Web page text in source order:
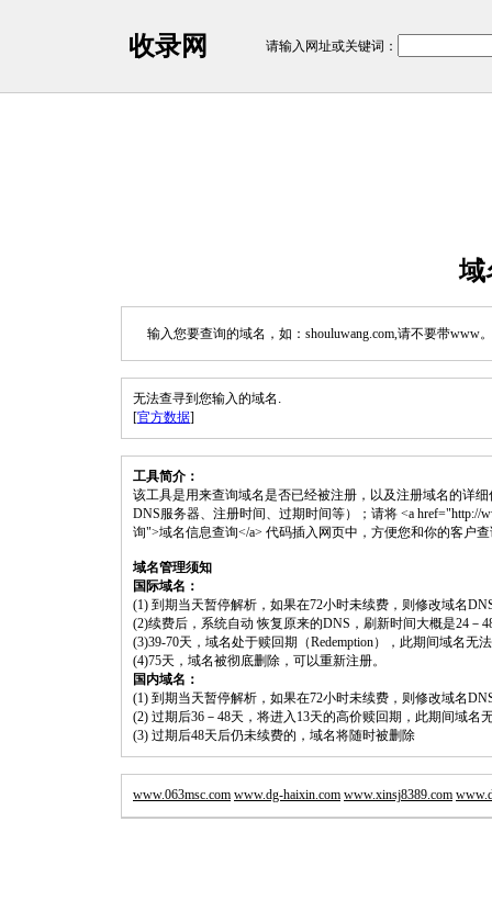
收录网 请输入网址或关键词：
域
输入您要查询的域名，如：shouluwang.com,请不要带www
无法查寻到您输入的域名.
[官方数据]
工具简介：
该工具是用来查询域名是否已经被注册，以及注册域名的详
DNS服务器、注册时间、过期时间等）；请将 <a href="http://
询">域名信息查询</a> 代码插入网页中，方便您和你的客户
域名管理须知
国际域名：
(1) 到期当天暂停解析，如果在72小时未续费，则修改域名
(2)续费后，系统自动 恢复原来的DNS，刷新时间大概是24－
(3)39-70天，域名处于赎回期（Redemption），此期间域名无
(4)75天，域名被彻底删除，可以重新注册。
国内域名：
(1) 到期当天暂停解析，如果在72小时未续费，则修改域名
(2) 过期后36－48天，将进入13天的高价赎回期，此期间域名
(3) 过期后48天后仍未续费的，域名将随时被删除
www.063msc.com www.dg-haixin.com www.xinsj8389.com